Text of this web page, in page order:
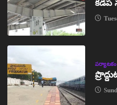
కడప
పర్యాటకం